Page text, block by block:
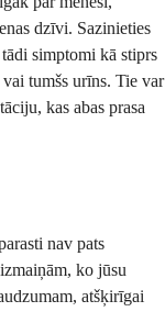
dzīvi. Sazinieties
simptomi kā stiprs
tumšs urīns. Tie var
kas abas prasa
nav pats
ko jūsu
atšķirīgai